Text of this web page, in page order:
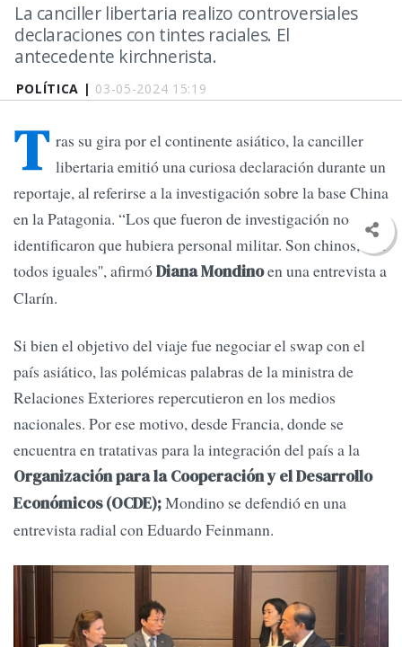
POLÍTICA | 03-05-2024 15:19
La canciller libertaria realizo controversiales
declaraciones con tintes raciales. El
antecedente kirchnerista.
T ras su gira por el continente asiático, la canciller
libertaria emitió una curiosa declaración durante un
reportaje, al referirse a la investigación sobre la base China
en la Patagonia. “Los que fueron de investigación no
identificaron que hubiera personal militar. Son chinos, son
todos iguales'', afirmóDiana Mondinoen una entrevista a
Clarín.
Si bien el objetivo del viaje fue negociar el swap con el
país asiático, las polémicas palabras de la ministra de
Relaciones Exteriores repercutieron en los medios
nacionales. Por ese motivo, desde Francia, donde se
encuentra en tratativas para la integración del país a la
Organización para la Cooperación y el Desarrollo
Económicos (OCDE);Mondino se defendió en una
entrevista radial con Eduardo Feinmann.